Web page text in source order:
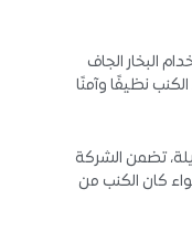
البخار الجاف
نظيفًا وآمنًا
تضمن الشركة
كان الكنب من